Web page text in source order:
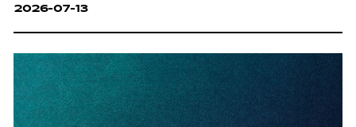
2026-07-13